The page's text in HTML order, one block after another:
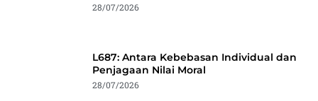
28/07/2026
L687: Antara Kebebasan Individual dan
Penjagaan Nilai Moral
28/07/2026